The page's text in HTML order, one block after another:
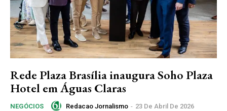
Rede Plaza Brasília inaugura Soho Plaza
Hotel em Águas Claras
NEGÓCIOS Redacao Jornalismo - 23 De Abril De 2026